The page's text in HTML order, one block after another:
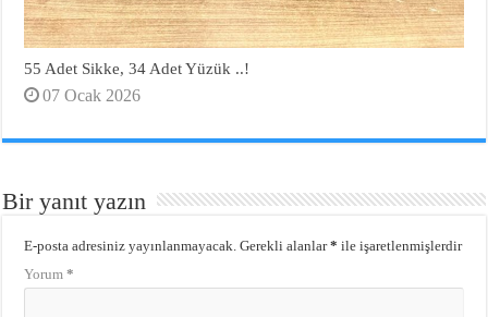
55 Adet Sikke, 34 Adet Yüzük ..!
07 Ocak 2026
Bir yanıt yazın
E-posta adresiniz yayınlanmayacak. Gerekli alanlar* ile işaretlenmişlerdir
Yorum*